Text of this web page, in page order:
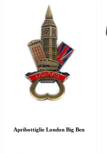
Apribottiglie London Big Ben